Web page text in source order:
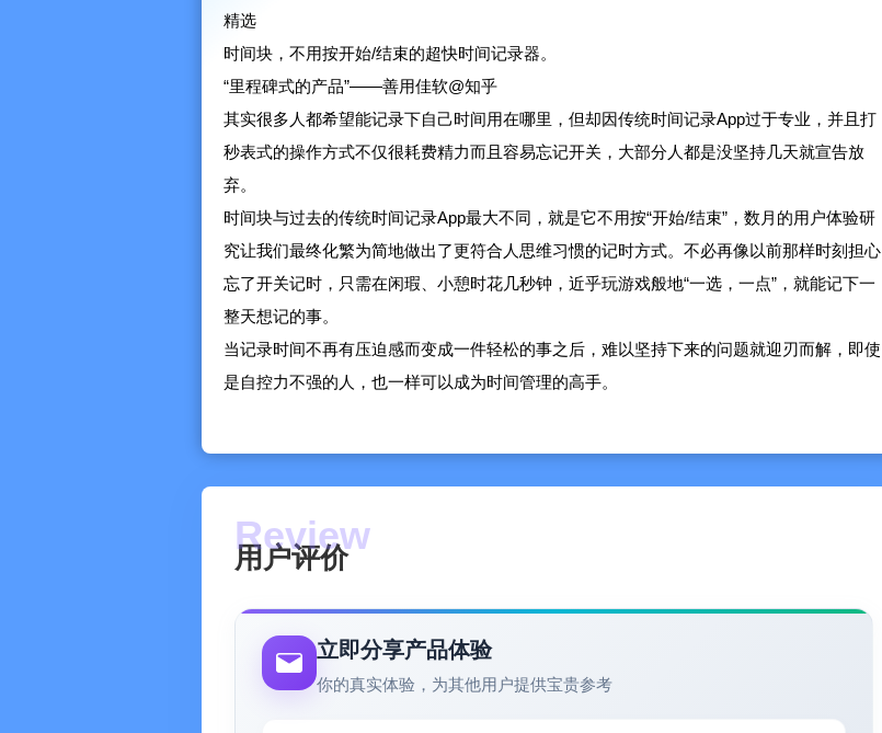
精选
时间块，不用按开始/结束的超快时间记录器。
“里程碑式的产品”——善用佳软@知乎
其实很多人都希望能记录下自己时间用在哪里，但却因传统时间记录App过于专业，并且打
秒表式的操作方式不仅很耗费精力而且容易忘记开关，大部分人都是没坚持几天就宣告放
弃。
时间块与过去的传统时间记录App最大不同，就是它不用按“开始/结束”，数月的用户体验研
究让我们最终化繁为简地做出了更符合人思维习惯的记时方式。不必再像以前那样时刻担心
忘了开关记时，只需在闲瑕、小憩时花几秒钟，近乎玩游戏般地“一选，一点”，就能记下一
整天想记的事。
当记录时间不再有压迫感而变成一件轻松的事之后，难以坚持下来的问题就迎刃而解，即使
是自控力不强的人，也一样可以成为时间管理的高手。
既可按事件大类（如工作、娱乐），亦可按具体内容（如玩手机、看电视），还可按轻重急
• 独有的事件和对象关联功能，从两个不同视角分析同一事件
如“上课”和“考试”事件都可以关联“语文”和“数学”对象，可从事件角度分析包含语文和数学
的“上课”用时，也可从对象角度分析属于上课和考试的“语文”用时
用户评价
立即分享产品体验
你的真实体验，为其他用户提供宝贵参考